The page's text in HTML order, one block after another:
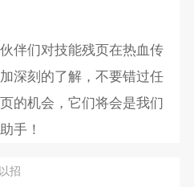
伴们对技能残页在热血传
深刻的了解，不要错过任
的机会，它们将会是我们
手！
招